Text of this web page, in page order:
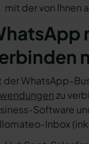
mit der von Ihnen
der WhatsApp-
zu
Software
Inbox